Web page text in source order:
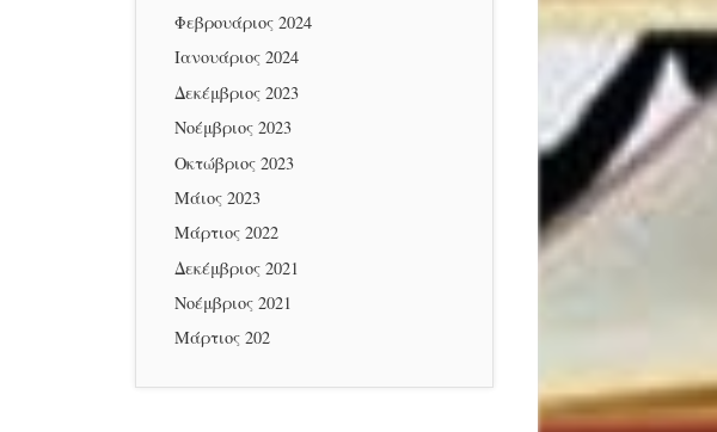
Φεβρουάριος 2024
Ιανουάριος 2024
Δεκέμβριος 2023
Νοέμβριος 2023
Οκτώβριος 2023
Μάιος 2023
Μάρτιος 2022
Δεκέμβριος 2021
Νοέμβριος 2021
Μάρτιος 202